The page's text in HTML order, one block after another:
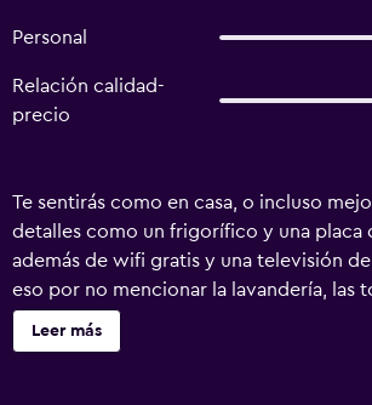
Personal
Relación calidad-
precio
Te sentirás como en casa, o incluso
detalles como un frigorífico y una placa
además de wifi gratis y una televisión de
eso por no mencionar la lavandería, las
eléctrico y los utensilios de cocina.
Leer más